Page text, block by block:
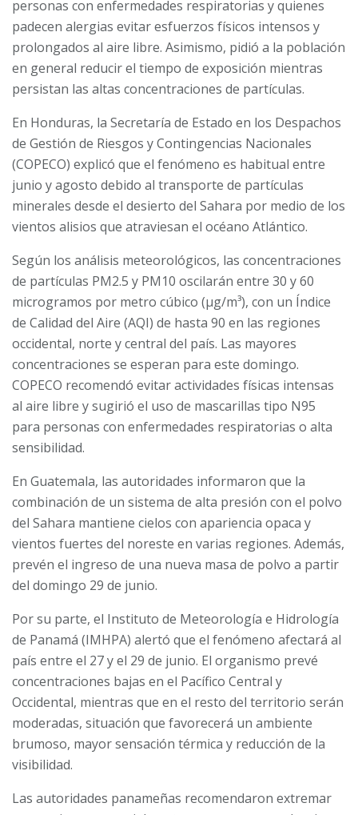
personas con enfermedades respiratorias y quienes
padecen alergias evitar esfuerzos físicos intensos y
prolongados al aire libre. Asimismo, pidió a la población
en general reducir el tiempo de exposición mientras
persistan las altas concentraciones de partículas.
En Honduras, la Secretaría de Estado en los Despachos
de Gestión de Riesgos y Contingencias Nacionales
(COPECO) explicó que el fenómeno es habitual entre
junio y agosto debido al transporte de partículas
minerales desde el desierto del Sahara por medio de los
vientos alisios que atraviesan el océano Atlántico.
Según los análisis meteorológicos, las concentraciones
de partículas PM2.5 y PM10 oscilarán entre 30 y 60
microgramos por metro cúbico (µg/m³), con un Índice
de Calidad del Aire (AQI) de hasta 90 en las regiones
occidental, norte y central del país. Las mayores
concentraciones se esperan para este domingo.
COPECO recomendó evitar actividades físicas intensas
al aire libre y sugirió el uso de mascarillas tipo N95
para personas con enfermedades respiratorias o alta
sensibilidad.
En Guatemala, las autoridades informaron que la
combinación de un sistema de alta presión con el polvo
del Sahara mantiene cielos con apariencia opaca y
vientos fuertes del noreste en varias regiones. Además,
prevén el ingreso de una nueva masa de polvo a partir
del domingo 29 de junio.
Por su parte, el Instituto de Meteorología e Hidrología
de Panamá (IMHPA) alertó que el fenómeno afectará al
país entre el 27 y el 29 de junio. El organismo prevé
concentraciones bajas en el Pacífico Central y
Occidental, mientras que en el resto del territorio serán
moderadas, situación que favorecerá un ambiente
brumoso, mayor sensación térmica y reducción de la
visibilidad.
Las autoridades panameñas recomendaron extremar